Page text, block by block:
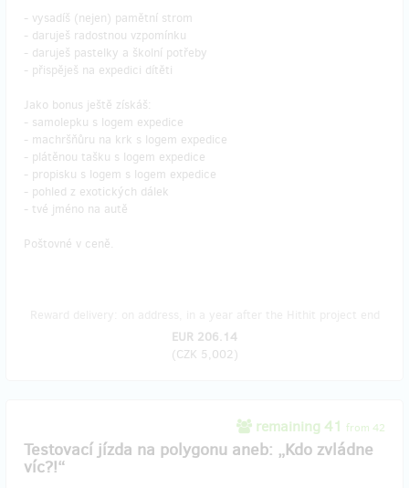
- vysadíš (nejen) pamětní strom
- daruješ radostnou vzpomínku
- daruješ pastelky a školní potřeby
- přispěješ na expedici dítěti
Jako bonus ještě získáš:
- samolepku s logem expedice
- machršňůru na krk s logem expedice
- plátěnou tašku s logem expedice
- propisku s logem s logem expedice
- pohled z exotických dálek
- tvé jméno na autě
Poštovné v ceně.
EUR 206.14
(CZK 5,002)
remaining 41 from 42
Testovací jízda na polygonu aneb: „Kdo zvládne
víc?!“